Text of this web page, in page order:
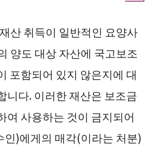
산 취득이 일반적인 요양사
양도 대상 자산에 국고보조
포함되어 있지 않은지에 대
니다. 이러한 재산은 보조금
여 사용하는 것이 금지되어
)에게의 매각(이라는 처분)